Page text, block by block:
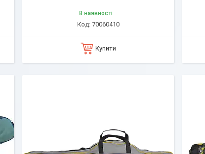
В наявності
70060410
Купити